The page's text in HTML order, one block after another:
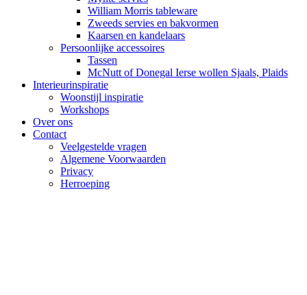
William Morris tableware
Zweeds servies en bakvormen
Kaarsen en kandelaars
Persoonlijke accessoires
Tassen
McNutt of Donegal Ierse wollen Sjaals, Plaids
Interieurinspiratie
Woonstijl inspiratie
Workshops
Over ons
Contact
Veelgestelde vragen
Algemene Voorwaarden
Privacy
Herroeping